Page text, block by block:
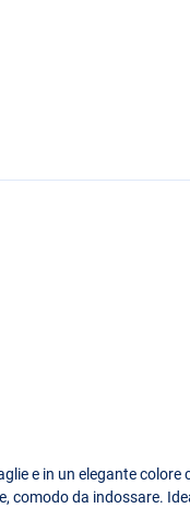
e in un elegante
comodo da indossare.